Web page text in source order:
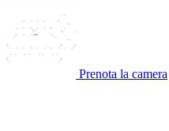
Prenota la camera